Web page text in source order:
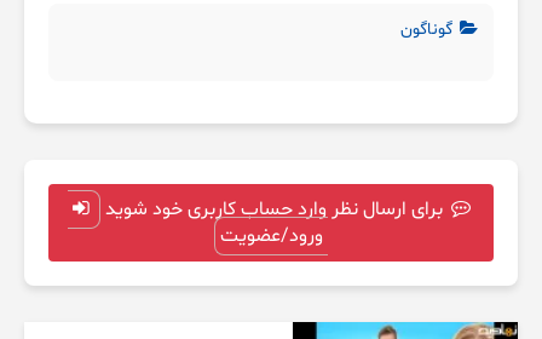
گوناگون
برای ارسال نظر وارد حساب کاربری خود شوید
ورود/عضویت